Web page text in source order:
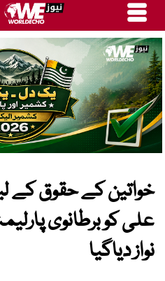
خواتین کے حقوق کے
علی کو برطانوی
نواز دیاگیا